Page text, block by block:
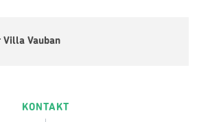
Villa Vauban
KONTAKT